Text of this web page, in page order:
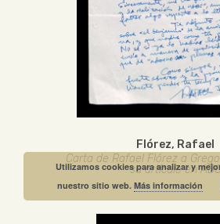
Flórez, Rafael
Carta de Rafael Flórez a
su artículo en
Utilizamos cookies para analizar y
nuestro sitio web.Más información